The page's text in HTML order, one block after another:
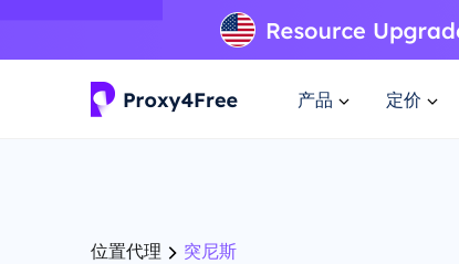
产品 定价
位置代理 突尼斯